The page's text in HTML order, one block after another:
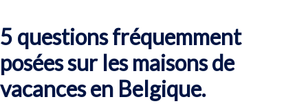
5 questions fréquemment
posées sur les maisons de
vacances en Belgique.